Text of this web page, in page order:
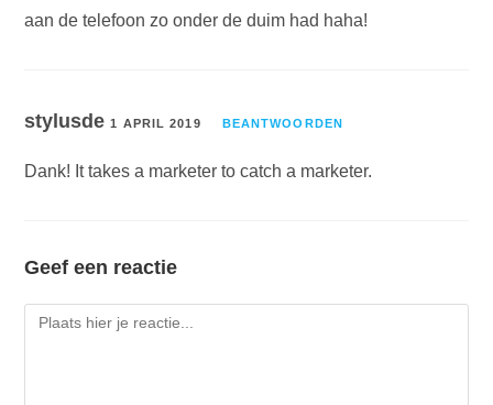
aan de telefoon zo onder de duim had haha!
stylusde1 APRIL 2019 BEANTWOORDEN
Dank! It takes a marketer to catch a marketer.
Geef een reactie
Reactie